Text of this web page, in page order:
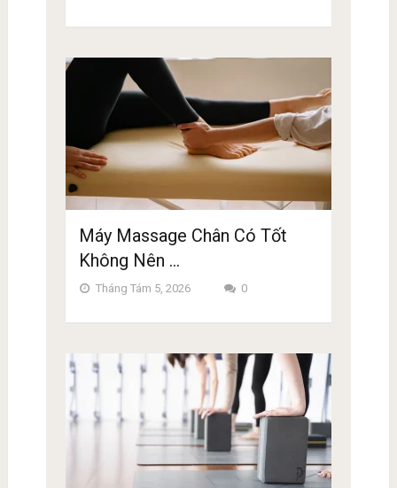
Máy Massage Chân Có Tốt
Không Nên …
Tháng Tám 5, 2026 0